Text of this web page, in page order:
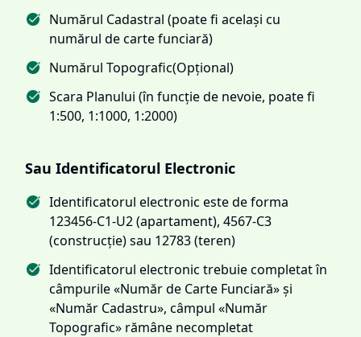
Numărul Cadastral (poate fi același cu
numărul de carte funciară)
Numărul Topografic(Opțional)
Scara Planului (în funcție de nevoie, poate fi
1:500, 1:1000, 1:2000)
Sau Identificatorul Electronic
Identificatorul electronic este de forma
123456-C1-U2 (apartament), 4567-C3
(construcție) sau 12783 (teren)
Identificatorul electronic trebuie completat în
câmpurile «Număr de Carte Funciară» și
«Număr Cadastru», câmpul «Număr
Topografic» rămâne necompletat